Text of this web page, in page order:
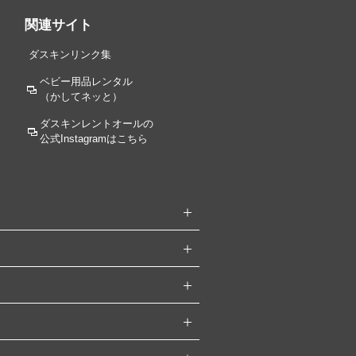
関連サイト
ダスキンリンク集
ベビー用品レンタル
（かしてネッと）
ダスキンレントオールの
公式Instagramはこちら